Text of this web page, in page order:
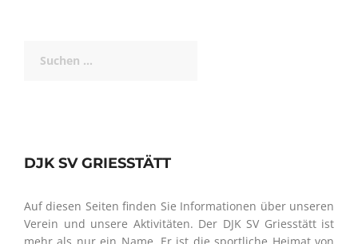
nach:
DJK SV GRIESSTÄTT
Auf diesen Seiten finden Sie Informationen über unseren
Verein und unsere Aktivitäten. Der DJK SV Griesstätt ist